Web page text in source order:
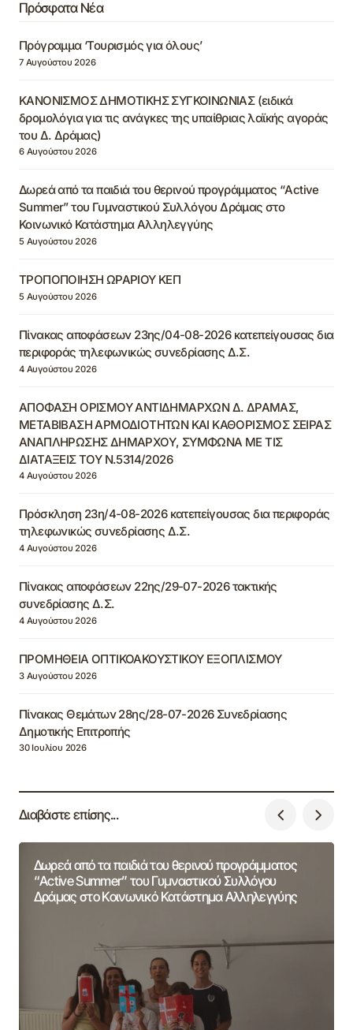
Πρόσφατα Νέα
Πρόγραμμα ‘Τουρισμός για όλους’
7 Αυγούστου 2026
ΚΑΝΟΝΙΣΜΟΣ ΔΗΜΟΤΙΚΗΣ ΣΥΓΚΟΙΝΩΝΙΑΣ (ειδικά
δρομολόγια για τις ανάγκες της υπαίθριας λαϊκής αγοράς
του Δ. Δράμας)
6 Αυγούστου 2026
Δωρεά από τα παιδιά του θερινού προγράμματος “Active
Summer” του Γυμναστικού Συλλόγου Δράμας στο
Κοινωνικό Κατάστημα Αλληλεγγύης
5 Αυγούστου 2026
ΤΡΟΠΟΠΟΙΗΣΗ ΩΡΑΡΙΟΥ ΚΕΠ
5 Αυγούστου 2026
Πίνακας αποφάσεων 23ης/04-08-2026 κατεπείγουσας δια
περιφοράς τηλεφωνικώς συνεδρίασης Δ.Σ.
4 Αυγούστου 2026
ΑΠΟΦΑΣΗ ΟΡΙΣΜΟΥ ΑΝΤΙΔΗΜΑΡΧΩΝ Δ. ΔΡΑΜΑΣ,
ΜΕΤΑΒΙΒΑΣΗ ΑΡΜΟΔΙΟΤΗΤΩΝ ΚΑΙ ΚΑΘΟΡΙΣΜΟΣ ΣΕΙΡΑΣ
ΑΝΑΠΛΗΡΩΣΗΣ ΔΗΜΑΡΧΟΥ, ΣΥΜΦΩΝΑ ΜΕ ΤΙΣ
ΔΙΑΤΑΞΕΙΣ ΤΟΥ Ν.5314/2026
4 Αυγούστου 2026
Πρόσκληση 23η/4-08-2026 κατεπείγουσας δια περιφοράς
τηλεφωνικώς συνεδρίασης Δ.Σ.
4 Αυγούστου 2026
Πίνακας αποφάσεων 22ης/29-07-2026 τακτικής
συνεδρίασης Δ.Σ.
4 Αυγούστου 2026
ΠΡΟΜΗΘΕΙΑ ΟΠΤΙΚΟΑΚΟΥΣΤΙΚΟΥ ΕΞΟΠΛΙΣΜΟΥ
3 Αυγούστου 2026
Πίνακας Θεμάτων 28ης/28-07-2026 Συνεδρίασης
Δημοτικής Επιτροπής
30 Ιουλίου 2026
Διαβάστε επίσης...
Δωρεά από τα παιδιά του θερινού προγράμματος
“Active Summer” του Γυμναστικού Συλλόγου
Δράμας στο Κοινωνικό Κατάστημα Αλληλεγγύης